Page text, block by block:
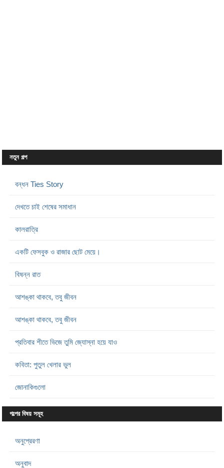
নতুন গল্প
বন্ধন Ties Story
দেখতে চাই শেষের সমাধান
কালরাত্রি
একটি ফেসবুক ও রাজার ছোট মেয়ে।
বিষন্ন রাত
আশঙ্কা থাকবে, তবু জীবন
আশঙ্কা থাকবে, তবু জীবন
প্রতিবার শীতে ভিজে তুমি জ্যোস্না হয়ে যাও
কবিতা: পুতুল খেলার ভুল
জোনাকিগুলো
গল্পের বিষয় সমূহ
অনুপ্রেরণা
অনুবাদ